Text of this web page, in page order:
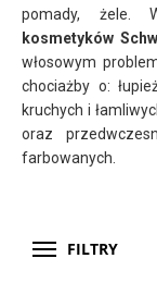
pomady, żele.
kosmetyków
włosowym
chociażby o:
kruchych i
oraz
farbowanych.
FILTRY